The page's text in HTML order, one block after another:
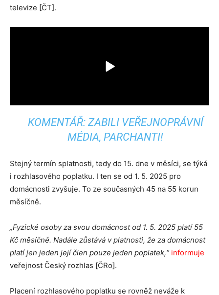
televize [ČT].
KOMENTÁŘ: ZABILI VEŘEJNOPRÁVNÍ
MÉDIA, PARCHANTI!
Stejný termín splatnosti, tedy do 15. dne v měsíci, se týká
i rozhlasového poplatku. I ten se od 1. 5. 2025 pro
domácnosti zvyšuje. To ze současných 45 na 55 korun
měsíčně.
„Fyzické osoby za svou domácnost od 1. 5. 2025 platí 55
Kč měsíčně. Nadále zůstává v platnosti, že za domácnost
platí jen jeden její člen pouze jeden poplatek,“ informuje
veřejnost Český rozhlas [ČRo].
Placení rozhlasového poplatku se rovněž neváže k